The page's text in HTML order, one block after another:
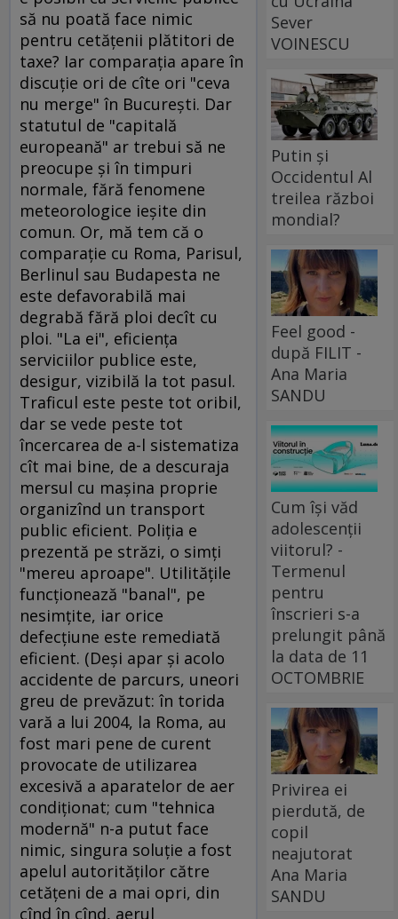
să nu poată face nimic
pentru cetăţenii plătitori de
taxe? Iar comparaţia apare în
discuţie ori de cîte ori "ceva
nu merge" în Bucureşti. Dar
statutul de "capitală
europeană" ar trebui să ne
preocupe şi în timpuri
normale, fără fenomene
meteorologice ieşite din
comun. Or, mă tem că o
comparaţie cu Roma, Parisul,
Berlinul sau Budapesta ne
este defavorabilă mai
degrabă fără ploi decît cu
ploi. "La ei", eficienţa
serviciilor publice este,
desigur, vizibilă la tot pasul.
Traficul este peste tot oribil,
dar se vede peste tot
încercarea de a-l sistematiza
cît mai bine, de a descuraja
mersul cu maşina proprie
organizînd un transport
public eficient. Poliţia e
prezentă pe străzi, o simţi
"mereu aproape". Utilităţile
funcţionează "banal", pe
nesimţite, iar orice
defecţiune este remediată
eficient. (Deşi apar şi acolo
accidente de parcurs, uneori
greu de prevăzut: în torida
vară a lui 2004, la Roma, au
fost mari pene de curent
provocate de utilizarea
excesivă a aparatelor de aer
condiţionat; cum "tehnica
modernă" n-a putut face
nimic, singura soluţie a fost
apelul autorităţilor către
cetăţeni de a mai opri, din
cînd în cînd, aerul
Sever
VOINESCU
Putin și
Occidentul Al
treilea război
mondial?
Feel good -
după FILIT -
Ana Maria
SANDU
Cum își văd
adolescenții
viitorul? -
Termenul
pentru
înscrieri s-a
prelungit până
la data de 11
OCTOMBRIE
Privirea ei
pierdută, de
copil
neajutorat
Ana Maria
SANDU